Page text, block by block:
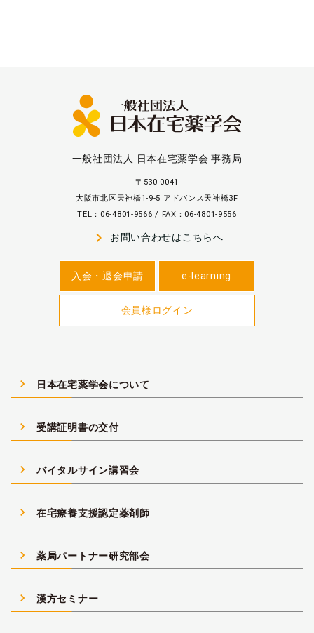
一般社団法人 日本在宅薬学会 事務局
〒530-0041
大阪市北区天神橋1-9-5 アドバンス天神橋3F
TEL：06-4801-9566 / FAX：06-4801-9556
navigate_next お問い合わせはこちらへ
入会・退会申請 e-learning
会員様ログイン
navigate_next 日本在宅薬学会について
navigate_next 受講証明書の交付
navigate_next バイタルサイン講習会
navigate_next 在宅療養支援認定薬剤師
navigate_next 薬局パートナー研究部会
navigate_next 漢方セミナー